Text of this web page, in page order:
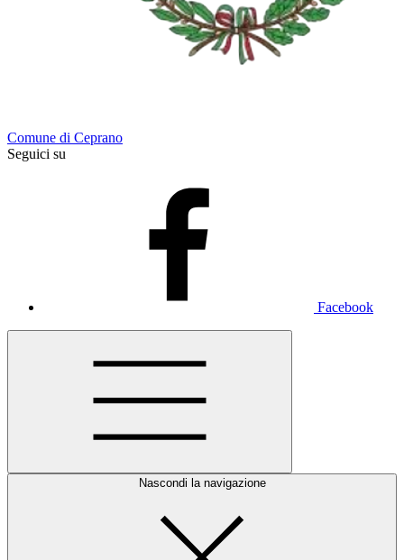
Comune di Ceprano
Seguici su
Facebook
Nascondi la navigazione